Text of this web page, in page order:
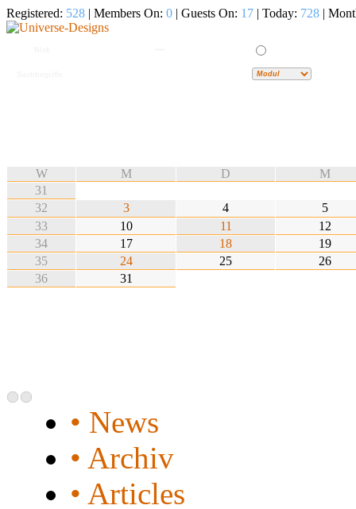
Registered: 528 | Members On: 0 | Guests On: 17 | Today: 728 |
W M D
M
31
32
3 4
5
33
10 11
12
34
17 18
19
35
24 25
26
36
31
• News
• Archiv
• Articles